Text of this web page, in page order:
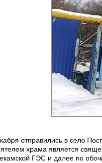
отправились в село
храма является
ГЭС и далее по